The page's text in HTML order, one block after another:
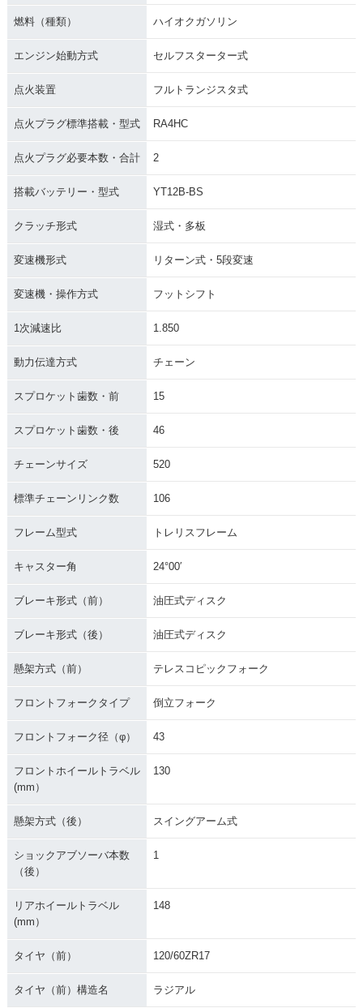
燃料（種類） ハイオクガソリン
エンジン始動方式 セルフスターター式
点火装置 フルトランジスタ式
点火プラグ標準搭載・型式 RA4HC
点火プラグ必要本数・合計 2
搭載バッテリー・型式 YT12B-BS
クラッチ形式 湿式・多板
変速機形式 リターン式・5段変速
変速機・操作方式 フットシフト
1次減速比 1.850
動力伝達方式 チェーン
スプロケット歯数・前 15
スプロケット歯数・後 46
チェーンサイズ 520
標準チェーンリンク数 106
フレーム型式 トレリスフレーム
キャスター角 24°00′
ブレーキ形式（前） 油圧式ディスク
ブレーキ形式（後） 油圧式ディスク
懸架方式（前） テレスコピックフォーク
フロントフォークタイプ 倒立フォーク
フロントフォーク径（φ） 43
フロントホイールトラベル
(mm）
130
懸架方式（後） スイングアーム式
ショックアブソーバ本数
（後）
1
リアホイールトラベル
(mm）
148
タイヤ（前） 120/60ZR17
タイヤ（前）構造名 ラジアル